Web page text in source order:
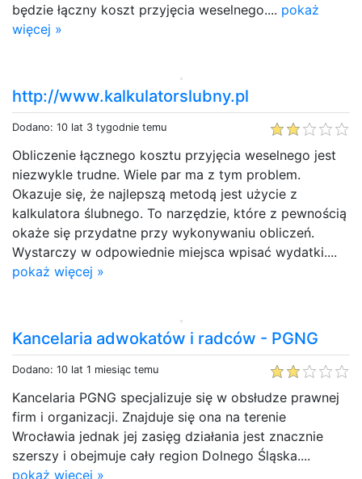
będzie łączny koszt przyjęcia weselnego.... pokaż
więcej »
http://www.kalkulatorslubny.pl
Dodano: 10 lat 3 tygodnie temu
Obliczenie łącznego kosztu przyjęcia weselnego jest
niezwykle trudne. Wiele par ma z tym problem.
Okazuje się, że najlepszą metodą jest użycie z
kalkulatora ślubnego. To narzędzie, które z pewnością
okaże się przydatne przy wykonywaniu obliczeń.
Wystarczy w odpowiednie miejsca wpisać wydatki....
pokaż więcej »
Kancelaria adwokatów i radców - PGNG
Dodano: 10 lat 1 miesiąc temu
Kancelaria PGNG specjalizuje się w obsłudze prawnej
firm i organizacji. Znajduje się ona na terenie
Wrocławia jednak jej zasięg działania jest znacznie
szerszy i obejmuje cały region Dolnego Śląska....
pokaż więcej »